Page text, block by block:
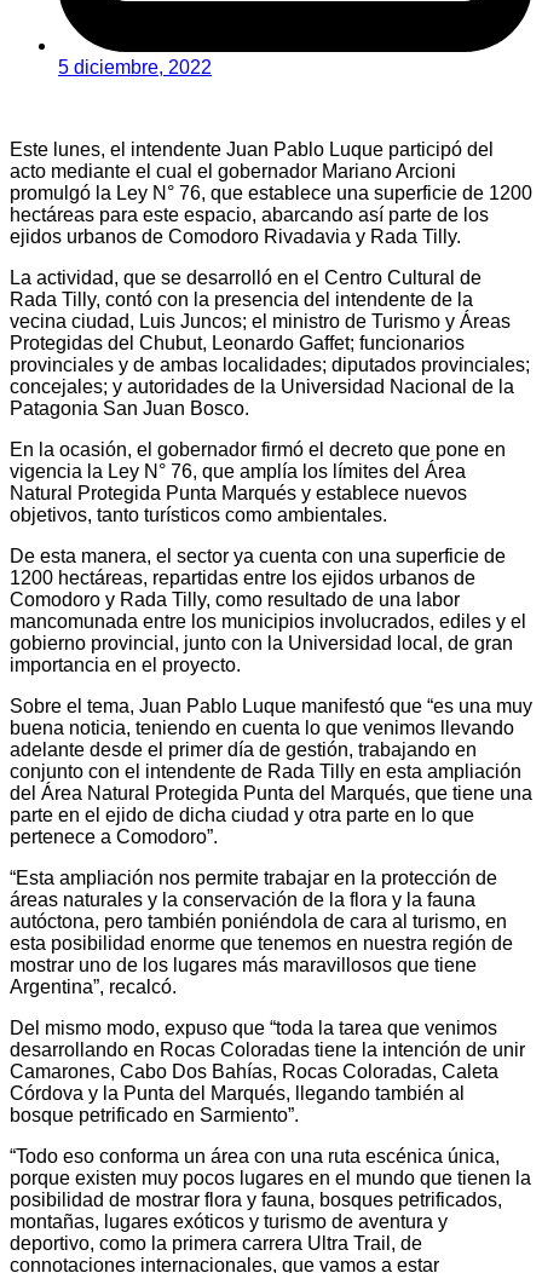
5 diciembre, 2022
Este lunes, el intendente Juan Pablo Luque participó del
acto mediante el cual el gobernador Mariano Arcioni
promulgó la Ley N° 76, que establece una superficie de 1200
hectáreas para este espacio, abarcando así parte de los
ejidos urbanos de Comodoro Rivadavia y Rada Tilly.
La actividad, que se desarrolló en el Centro Cultural de
Rada Tilly, contó con la presencia del intendente de la
vecina ciudad, Luis Juncos; el ministro de Turismo y Áreas
Protegidas del Chubut, Leonardo Gaffet; funcionarios
provinciales y de ambas localidades; diputados provinciales;
concejales; y autoridades de la Universidad Nacional de la
Patagonia San Juan Bosco.
En la ocasión, el gobernador firmó el decreto que pone en
vigencia la Ley N° 76, que amplía los límites del Área
Natural Protegida Punta Marqués y establece nuevos
objetivos, tanto turísticos como ambientales.
De esta manera, el sector ya cuenta con una superficie de
1200 hectáreas, repartidas entre los ejidos urbanos de
Comodoro y Rada Tilly, como resultado de una labor
mancomunada entre los municipios involucrados, ediles y el
gobierno provincial, junto con la Universidad local, de gran
importancia en el proyecto.
Sobre el tema, Juan Pablo Luque manifestó que “es una muy
buena noticia, teniendo en cuenta lo que venimos llevando
adelante desde el primer día de gestión, trabajando en
conjunto con el intendente de Rada Tilly en esta ampliación
del Área Natural Protegida Punta del Marqués, que tiene una
parte en el ejido de dicha ciudad y otra parte en lo que
pertenece a Comodoro”.
“Esta ampliación nos permite trabajar en la protección de
áreas naturales y la conservación de la flora y la fauna
autóctona, pero también poniéndola de cara al turismo, en
esta posibilidad enorme que tenemos en nuestra región de
mostrar uno de los lugares más maravillosos que tiene
Argentina”, recalcó.
Del mismo modo, expuso que “toda la tarea que venimos
desarrollando en Rocas Coloradas tiene la intención de unir
Camarones, Cabo Dos Bahías, Rocas Coloradas, Caleta
Córdova y la Punta del Marqués, llegando también al
bosque petrificado en Sarmiento”.
“Todo eso conforma un área con una ruta escénica única,
porque existen muy pocos lugares en el mundo que tienen la
posibilidad de mostrar flora y fauna, bosques petrificados,
montañas, lugares exóticos y turismo de aventura y
deportivo, como la primera carrera Ultra Trail, de
connotaciones internacionales, que vamos a estar